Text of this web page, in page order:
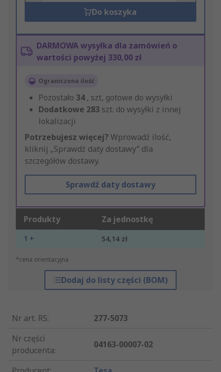
Do koszyka
DARMOWA wysyłka dla zamówień o
wartości powyżej 330,00 zł
Ograniczona ilość
Pozostało 34, szt, gotowe do wysyłki
Dodatkowe 283 szt. do wysyłki z innej
lokalizacji
Potrzebujesz więcej? Wprowadź ilość,
kliknij „Sprawdź daty dostawy” dla
szczegółów dostawy.
Sprawdź daty dostawy
Produkty Za jednostkę
1 + 54,14 zł
*cena orientacyjna
Dodaj do listy części (BOM)
Nr art. RS:
277-5073
Nr części
producenta:
04163-00007-02